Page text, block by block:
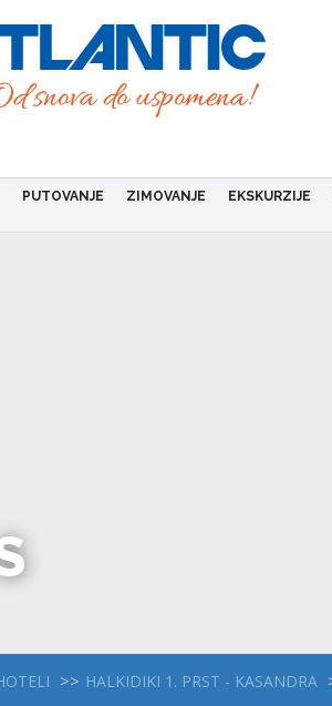
PUTOVANJE ZIMOVANJE EKSKURZIJE
HALKIDIKI 1. PRST - KASANDRA